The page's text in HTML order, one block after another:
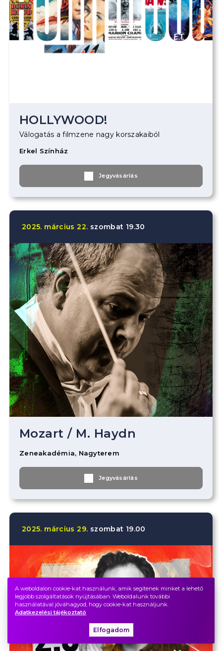
HOLLYWOOD!
Válogatás a filmzene nagy korszakaiból
Erkel Színház
Jegyvásárlás
2025. március 22. szombat 19.30
Mozart/M. Haydn
Zeneakadémia, Nagyterem
Jegyvásárlás
2025. március 29. szombat 19.00
A weboldalon cookie-kat használunk, amik segítenek minket a lehető
legjobb szolgáltatások nyújtásában. Weboldalunk további
használatával jóváhagyod, hogy cookie-kat használjunk.
Adatkezelési tájékoztató
Elfogadom